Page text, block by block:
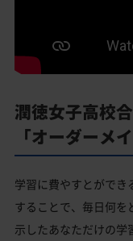
潤徳女子高校
「オーダーメ
学習に費やすとができ
することで、毎日何を
示したあなただけの学